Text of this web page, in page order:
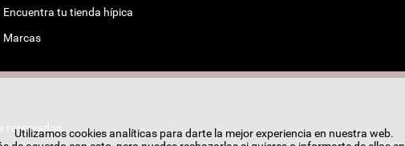
Encuentra tu tienda hípica
Marcas
reservados.
Utilizamos cookies analíticas para darte la mejor experiencia en nuestra web.